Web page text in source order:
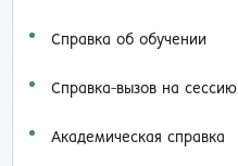
Справка об обучении
Справка-вызов на сессию
Академическая справка